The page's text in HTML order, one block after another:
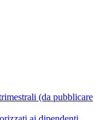
(da pubblicare